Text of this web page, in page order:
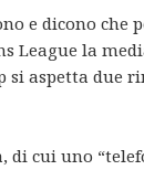
e dicono che
League la
si aspetta due
di cui uno